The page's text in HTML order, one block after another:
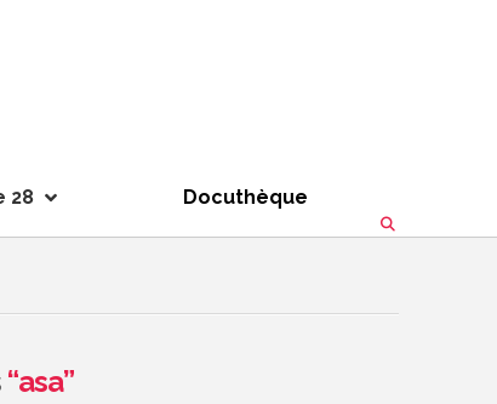
28 Docuthèque
“asa”